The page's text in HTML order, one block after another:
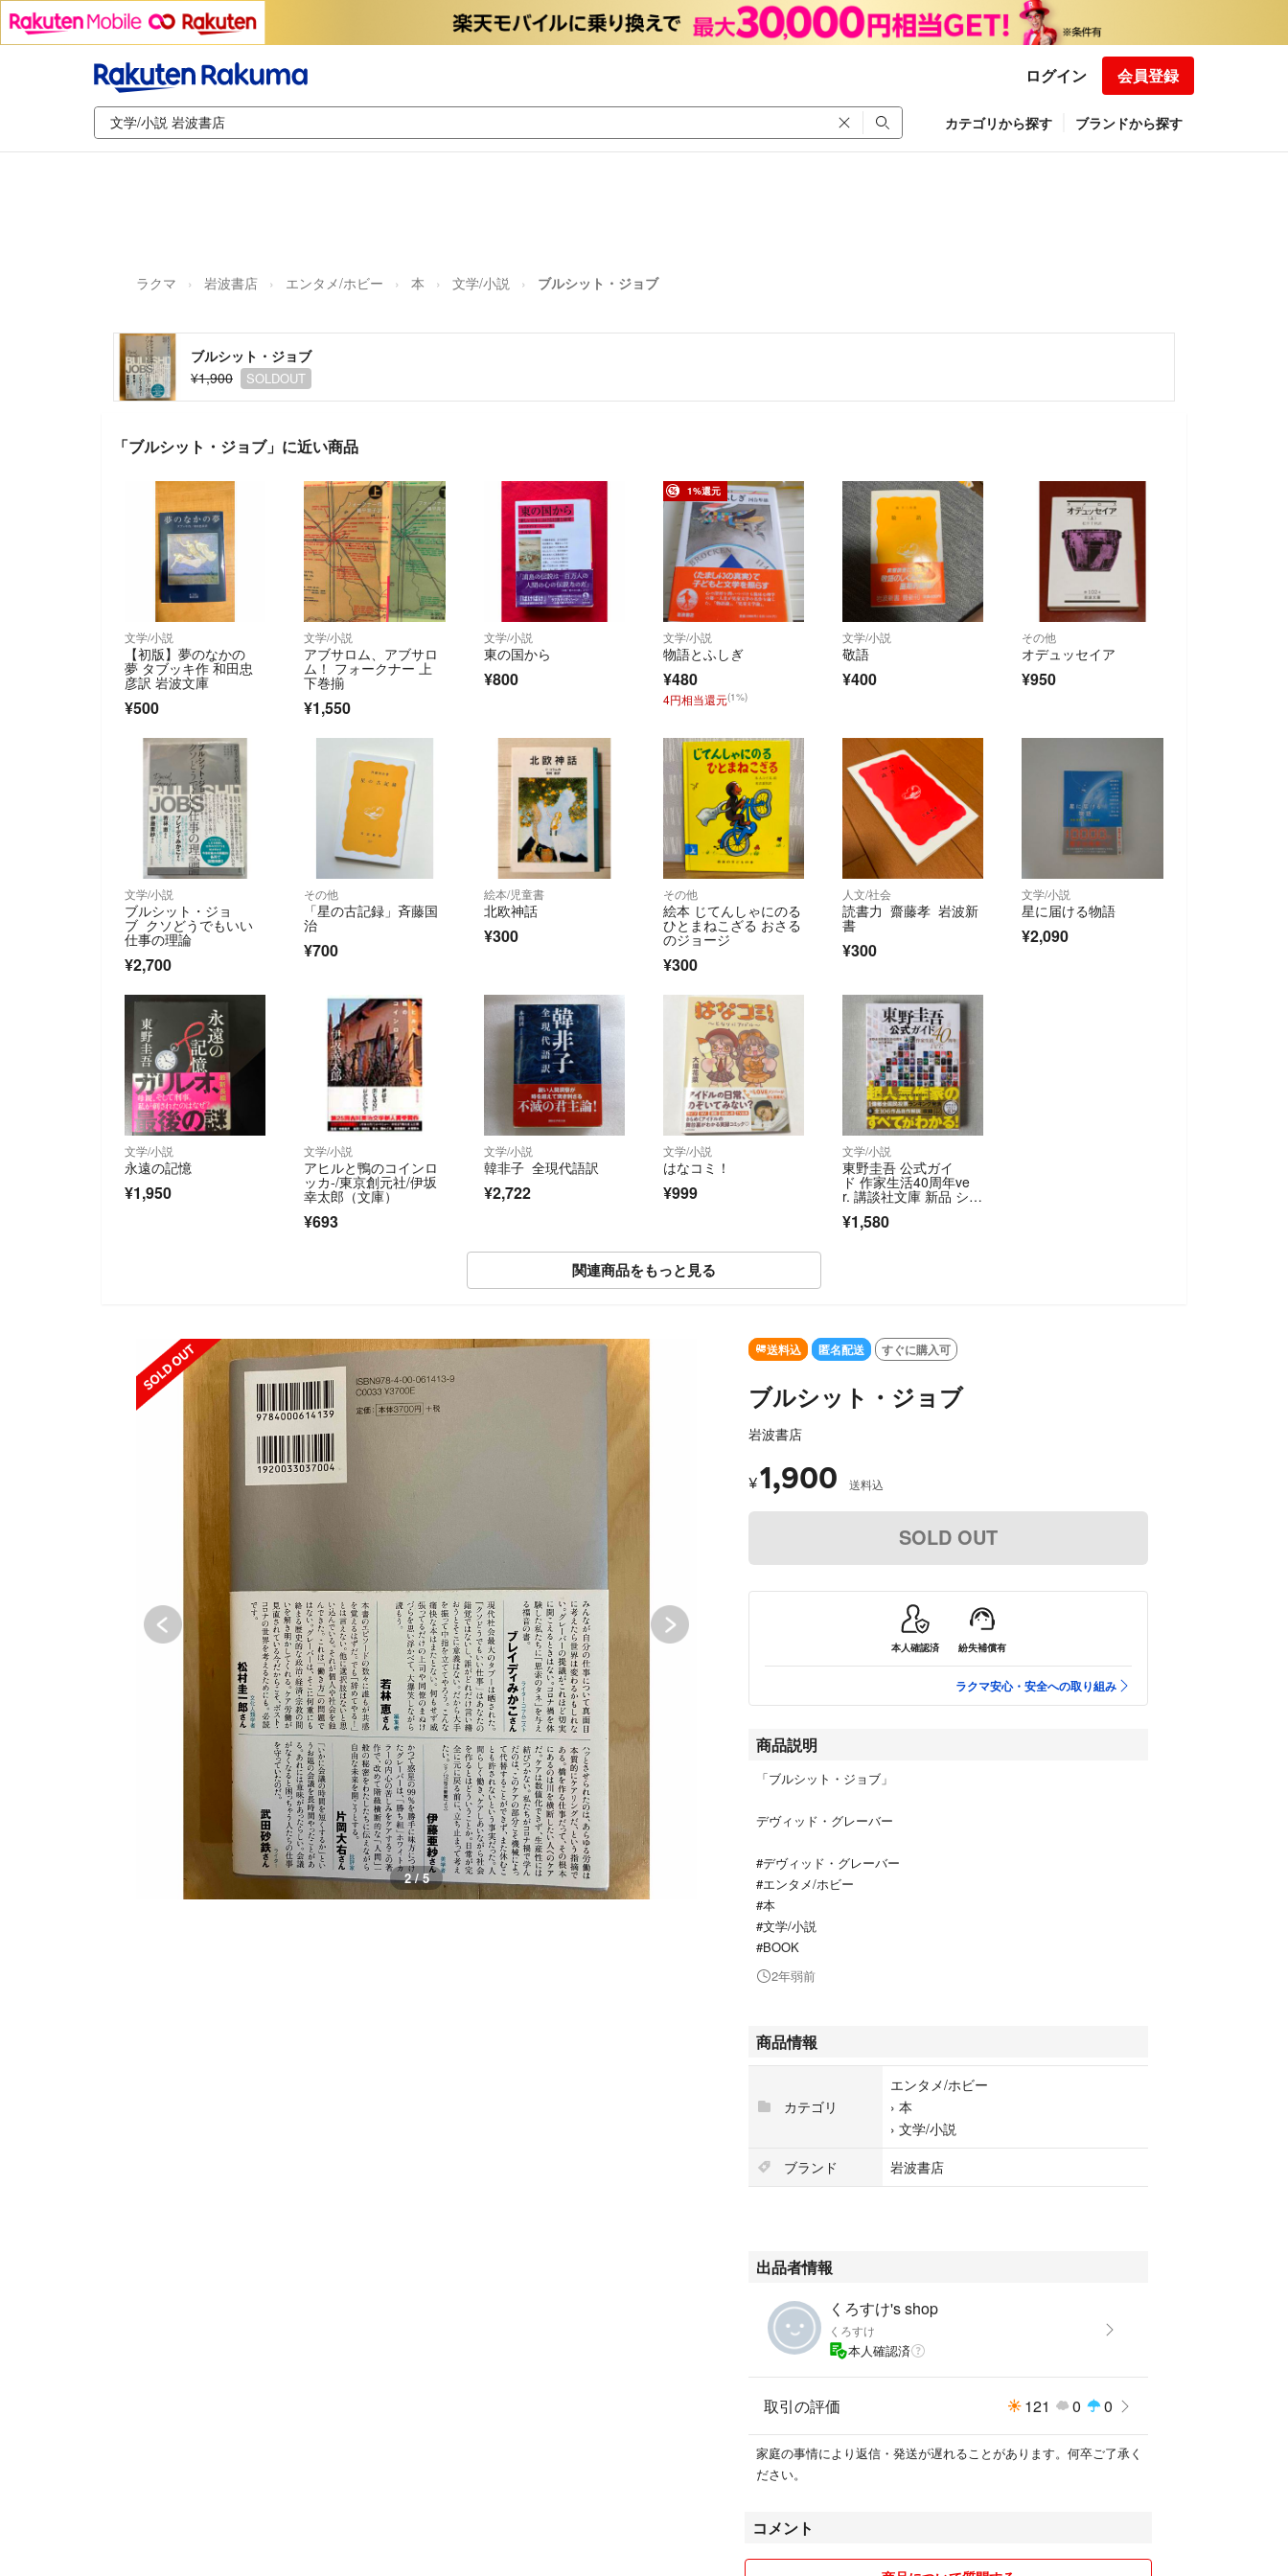
ログイン 会員登録
カテゴリから探す ブランドから探す
ラクマ 岩波書店 エンタメ/ホビー 本 文学/小説 ブルシット・ジョブ
ブルシット・ジョブ
¥1,900
SOLDOUT
「ブルシット・ジョブ」に近い商品
文学/小説
【初版】夢のなかの
夢 タブッキ作 和田忠
彦訳 岩波文庫
¥500
文学/小説
アブサロム、アブサロ
ム！ フォークナー 上
下巻揃
¥1,550
文学/小説
東の国から
¥800
1%還元
文学/小説
物語とふしぎ
¥480
4円相当還元(1%)
文学/小説
敬語
¥400
その他
オデュッセイア
¥950
文学/小説
ブルシット・ジョ
ブ クソどうでもいい
仕事の理論
¥2,700
その他
「星の古記録」斉藤国
治
¥700
絵本/児童書
北欧神話
¥300
その他
絵本 じてんしゃにのる
ひとまねこざる おさる
のジョージ
¥300
人文/社会
読書力 齋藤孝 岩波新
書
¥300
文学/小説
星に届ける物語
¥2,090
文学/小説
永遠の記憶
¥1,950
文学/小説
アヒルと鴨のコインロ
ッカ-/東京創元社/伊坂
幸太郎（文庫）
¥693
文学/小説
韓非子 全現代語訳
¥2,722
文学/小説
はなコミ！
¥999
文学/小説
東野圭吾 公式ガイ
ド 作家生活40周年ve
r. 講談社文庫 新品 シュ
¥1,580
関連商品をもっと見る
SOLD OUT SOLD OUT
2 / 5
送料込 匿名配送 すぐに購入可
ブルシット・ジョブ
岩波書店
¥1,900 送料込
SOLD OUT
本人確認済 紛失補償有
ラクマ安心・安全への取り組み
商品説明
「ブルシット・ジョブ」
デヴィッド・グレーバー
#デヴィッド・グレーバー
#エンタメ/ホビー
#本
#文学/小説
#BOOK
2年弱前
商品情報
カテゴリ
エンタメ/ホビー
› 本
› 文学/小説
ブランド
岩波書店
出品者情報
くろすけ's shop
くろすけ
本人確認済
取引の評価 121 0 0
家庭の事情により返信・発送が遅れることがあります。何卒ご了承く
ださい。
コメント